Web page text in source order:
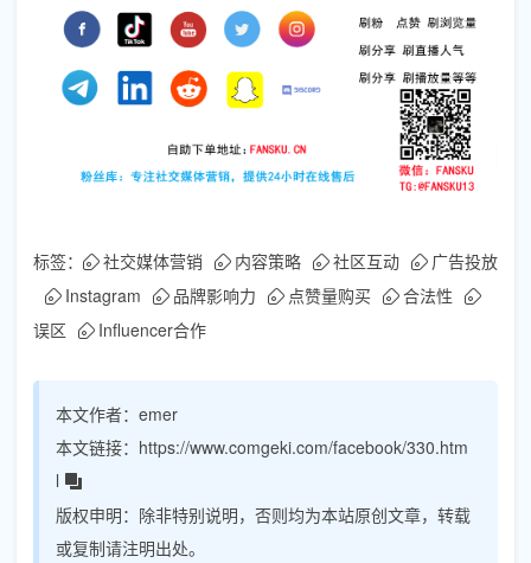
标签： 社交媒体营销 内容策略 社区互动
广告投放
Instagram
品牌影响力 点赞量购买
合法性
误区
Influencer合作
本文作者： emer
本文链接： https://www.comgeki.com/facebook/330.htm
l
版权申明： 除非特别说明，否则均为本站原创文章，转载
或复制请注明出处。